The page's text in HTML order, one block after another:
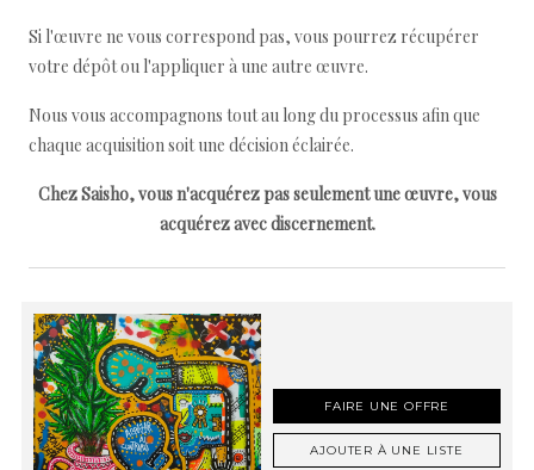
Si l'œuvre ne vous correspond pas, vous pourrez récupérer
votre dépôt ou l'appliquer à une autre œuvre.
Nous vous accompagnons tout au long du processus afin que
chaque acquisition soit une décision éclairée.
Chez Saisho, vous n'acquérez pas seulement une œuvre, vous
acquérez avec discernement.
FAIRE UNE OFFRE
AJOUTER À UNE LISTE